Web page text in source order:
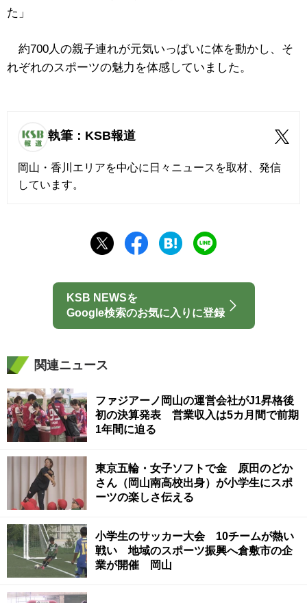
た」
約700人の親子連れが元気いっぱいに体を動かし、そ
れぞれのスポーツの魅力を体感していました。
執筆：KSB報道
岡山・香川エリアを中心に日々ニュースを取材、発信
しています。
KSB NEWSを
Google検索のお気に入りに登録
関連ニュース
ファジアーノ岡山の運営会社がJ1昇格後
初の決算発表 営業収入は5カ月間で前期
1年間に迫る
東京五輪・女子ソフトで金 原田のどか
さん（岡山南高校出身）が小学生にスポ
ーツの楽しさ伝える
小学生のサッカー大会 10チームが熱い
戦い 地域のスポーツ振興へ倉敷市の企
業が開催 岡山